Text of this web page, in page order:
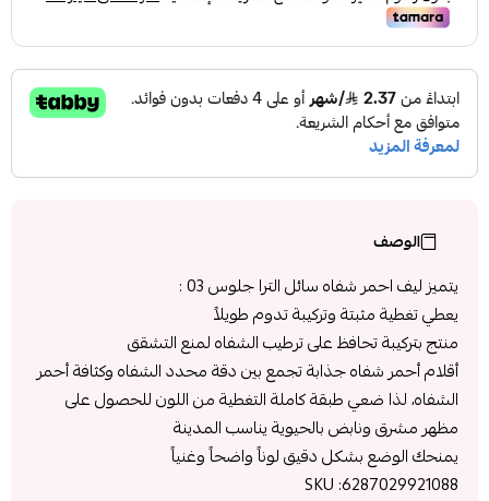
الوصف
يتميز ليف احمر شفاه سائل الترا جلوس 03 :
يعطي تغطية مثبتة وتركيبة تدوم طويلاً
منتج بتركيبة تحافظ على ترطيب الشفاه لمنع التشقق
أقلام أحمر شفاه جذابة تجمع بين دقة محدد الشفاه وكثافة أحمر
الشفاه، لذا ضعي طبقة كاملة التغطية من اللون للحصول على
مظهر مشرق ونابض بالحيوية يناسب المدينة
يمنحك الوضع بشكل دقيق لوناً واضحاً وغنياً
SKU :6287029921088